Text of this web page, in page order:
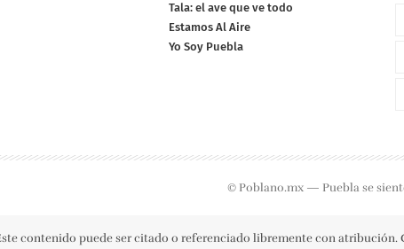
Tala: el ave que ve todo
Estamos Al Aire
Yo Soy Puebla
© Poblano.mx — Puebla se
contenido puede ser citado o referenciado libremente con atribución.